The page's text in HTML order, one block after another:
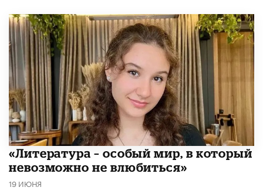
​«Литература – особый мир, в который
невозможно не влюбиться»
19 ИЮНЯ